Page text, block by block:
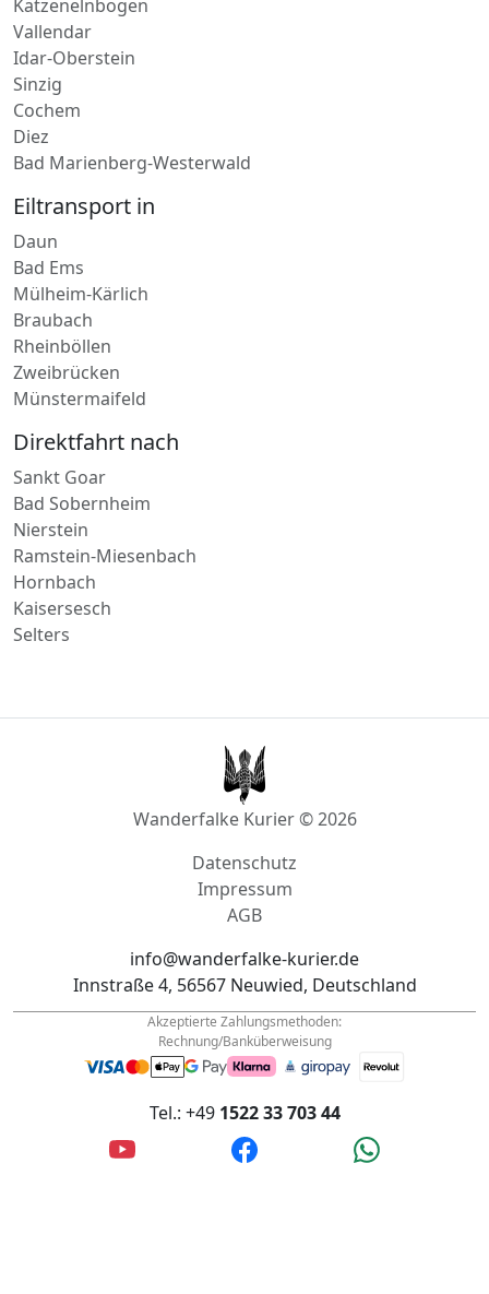
Vallendar
Idar-Oberstein
Sinzig
Cochem
Diez
Bad Marienberg-Westerwald
Eiltransport in
Daun
Bad Ems
Mülheim-Kärlich
Braubach
Rheinböllen
Zweibrücken
Münstermaifeld
Direktfahrt nach
Sankt Goar
Bad Sobernheim
Nierstein
Ramstein-Miesenbach
Hornbach
Kaisersesch
Selters
Wanderfalke Kurier © 2026
Impressum
AGB
Innstraße 4, 56567 Neuwied, Deutschland
Akzeptierte Zahlungsmethoden:
Rechnung/Banküberweisung